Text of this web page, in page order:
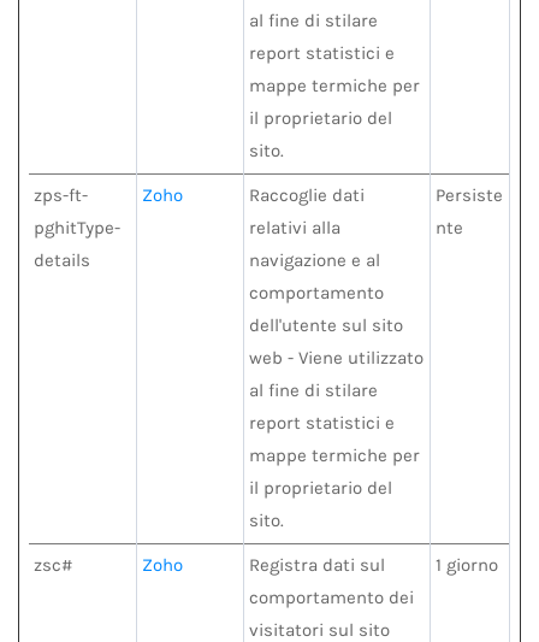
al fine di stilare
report statistici e
mappe termiche per
il proprietario del
sito.
zps-ft-
pghitType-
details
Zoho
Raccoglie dati
relativi alla
navigazione e al
comportamento
dell'utente sul sito
web - Viene utilizzato
al fine di stilare
report statistici e
mappe termiche per
il proprietario del
sito.
Persiste
nte
zsc# Zoho
Registra dati sul
comportamento dei
visitatori sul sito
1 giorno